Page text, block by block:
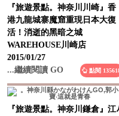
港九龍城寨魔窟重現日本大復
活！消逝的黑暗之城
WAREHOUSE川崎店
2015/01/27
...繼續閱讀 GO
『旅遊景點。神奈川鎌倉』江ﾉ
島展望台燈飾 湘南的寶石 關